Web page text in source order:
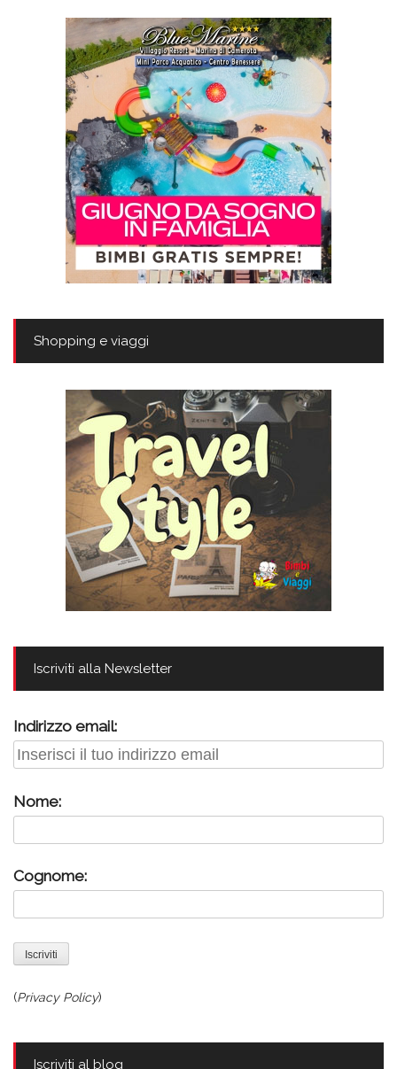
Shopping e viaggi
Iscriviti alla Newsletter
Indirizzo email:
Nome:
Cognome:
(Privacy Policy)
Iscriviti al blog